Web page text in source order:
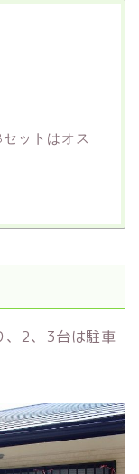
ットはオス
、2、3台は駐車